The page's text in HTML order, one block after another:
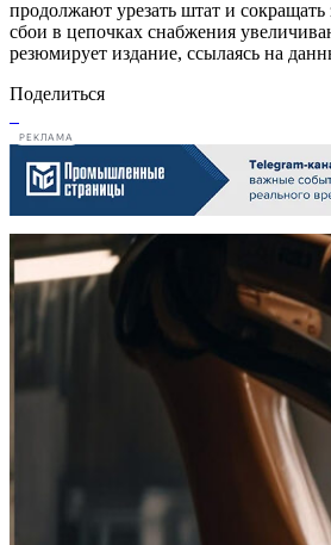
продолжают урезать штат и сокращать
сбои в цепочках снабжения
резюмирует издание, ссылаясь на
Поделиться
РЕКЛАМА